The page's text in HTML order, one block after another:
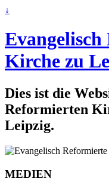
↓
Kirche zu
Dies ist die
Reformierten
Leipzig.
MEDIEN